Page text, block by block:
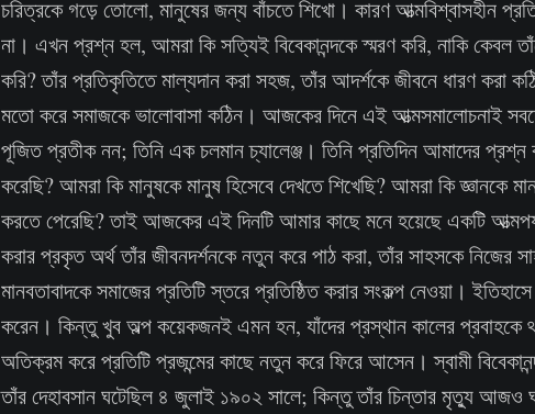
চরিত্রকে গড়ে তোলো, মানুষের জন্য বাঁচতে শিখো। কারণ আত্মবিশ্বাসহীন
না। এখন প্রশ্ন হল, আমরা কি সত্যিই বিবেকানন্দকে স্মরণ করি, নাকি কেবল
করি? তাঁর প্রতিকৃতিতে মাল্যদান করা সহজ, তাঁর আদর্শকে জীবনে ধারণ করা
মতো করে সমাজকে ভালোবাসা কঠিন। আজকের দিনে এই আত্মসমালোচনাই
পূজিত প্রতীক নন; তিনি এক চলমান চ্যালেঞ্জ। তিনি প্রতিদিন আমাদের
করেছি? আমরা কি মানুষকে মানুষ হিসেবে দেখতে শিখেছি? আমরা কি জ্ঞানকে
করতে পেরেছি? তাই আজকের এই দিনটি আমার কাছে মনে হয়েছে একটি
করার প্রকৃত অর্থ তাঁর জীবনদর্শনকে নতুন করে পাঠ করা, তাঁর সাহসকে নিজের
মানবতাবাদকে সমাজের প্রতিটি স্তরে প্রতিষ্ঠিত করার সংকল্প নেওয়া।
করেন। কিন্তু খুব অল্প কয়েকজনই এমন হন, যাঁদের প্রস্থান কালের প্রবাহকে
অতিক্রম করে প্রতিটি প্রজন্মের কাছে নতুন করে ফিরে আসেন। স্বামী
তাঁর দেহাবসান ঘটেছিল ৪ জুলাই ১৯০২ সালে; কিন্তু তাঁর চিন্তার মৃত্যু আজও